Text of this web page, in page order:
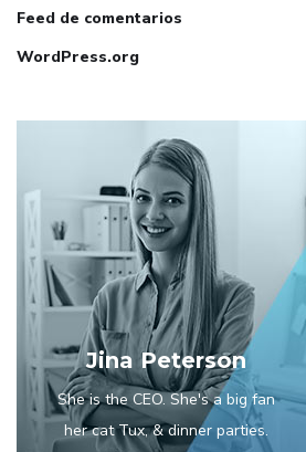
Feed de comentarios
WordPress.org
Jina Peterson
She is the CEO. She's a big fan
her cat Tux, & dinner parties.